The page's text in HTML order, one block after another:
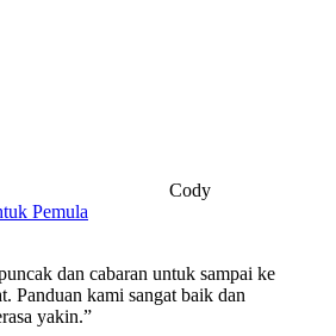
Cody
Pemula
dan cabaran untuk sampai ke
Panduan kami sangat baik dan
yakin.”